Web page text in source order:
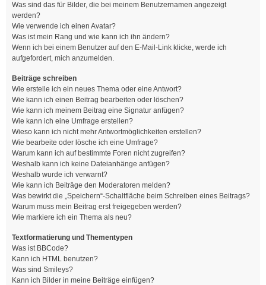
Was sind das für Bilder, die bei meinem Benutzernamen angezeigt
werden?
Wie verwende ich einen Avatar?
Was ist mein Rang und wie kann ich ihn ändern?
Wenn ich bei einem Benutzer auf den E-Mail-Link klicke, werde ich
aufgefordert, mich anzumelden.
Beiträge schreiben
Wie erstelle ich ein neues Thema oder eine Antwort?
Wie kann ich einen Beitrag bearbeiten oder löschen?
Wie kann ich meinem Beitrag eine Signatur anfügen?
Wie kann ich eine Umfrage erstellen?
Wieso kann ich nicht mehr Antwortmöglichkeiten erstellen?
Wie bearbeite oder lösche ich eine Umfrage?
Warum kann ich auf bestimmte Foren nicht zugreifen?
Weshalb kann ich keine Dateianhänge anfügen?
Weshalb wurde ich verwarnt?
Wie kann ich Beiträge den Moderatoren melden?
Was bewirkt die „Speichern“-Schaltfläche beim Schreiben eines Beitrags?
Warum muss mein Beitrag erst freigegeben werden?
Wie markiere ich ein Thema als neu?
Textformatierung und Thementypen
Was ist BBCode?
Kann ich HTML benutzen?
Was sind Smileys?
Kann ich Bilder in meine Beiträge einfügen?